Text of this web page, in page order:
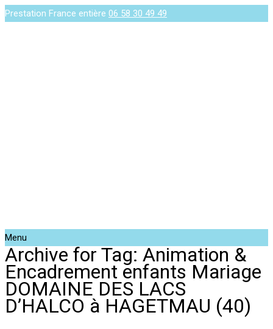
Prestation France entière 06 58 30 49 49
Menu
Archive for Tag: Animation &
Encadrement enfants Mariage
DOMAINE DES LACS
D’HALCO à HAGETMAU (40)